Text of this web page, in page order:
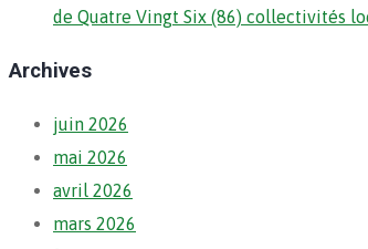
de Quatre Vingt Six (86) collectivités
Archives
juin 2026
mai 2026
avril 2026
mars 2026